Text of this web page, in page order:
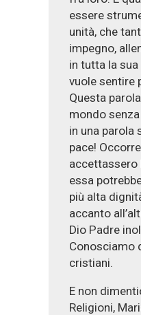
essere
unità, che
impegno,
in tutta la
vuole sentire
Questa
mondo
in una parola
pace!
accettassero
essa
più alta
accanto
Dio Padre
Conosciamo
cristiani.
E non
Religioni,